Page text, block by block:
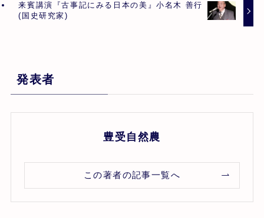
来賓講演『古事記にみる日本の美』小名木 善行
(国史研究家)
発表者
豊受自然農
この著者の記事一覧へ